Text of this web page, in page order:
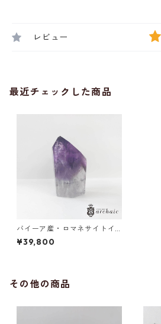
レビュー
最近チェックした商品
バイーア産・ロマネサイトイ
ンアメジストのポイント
（小）
¥39,800
その他の商品